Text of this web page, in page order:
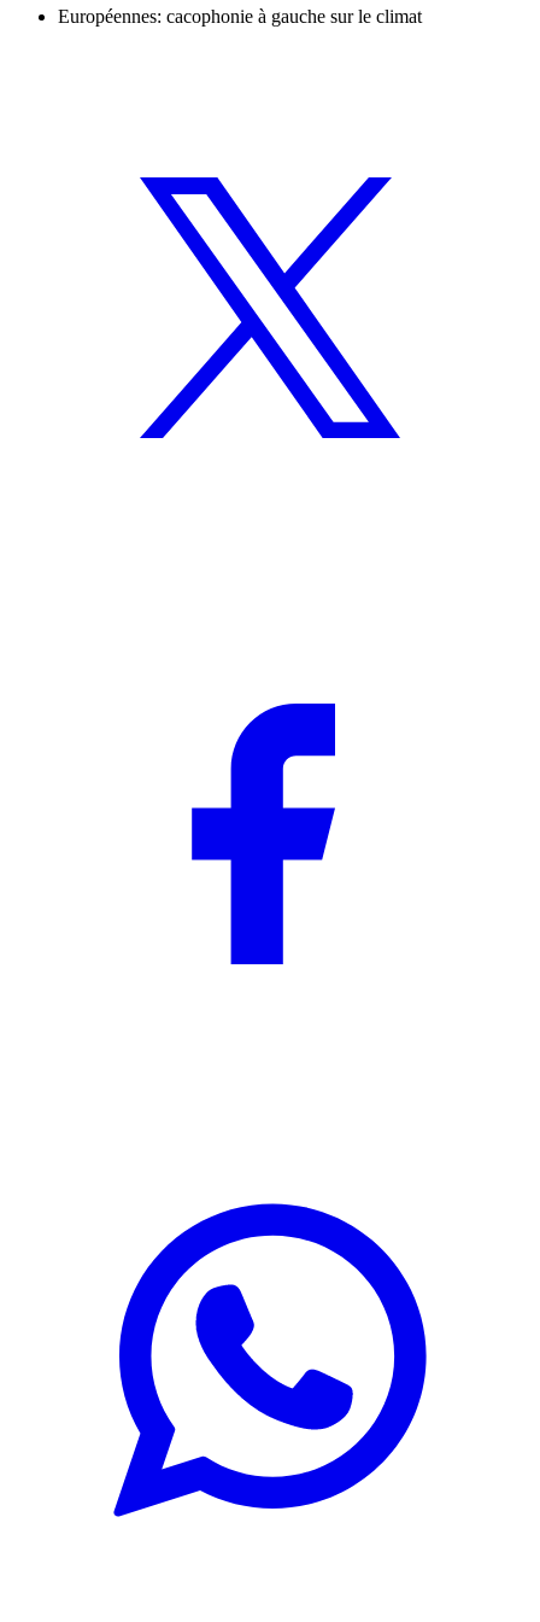
Européennes: cacophonie à gauche sur le climat